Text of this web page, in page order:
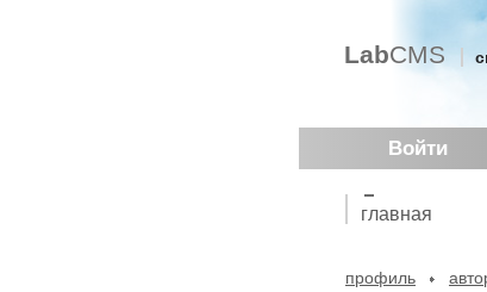
Войти
LabCMS
главная
профиль